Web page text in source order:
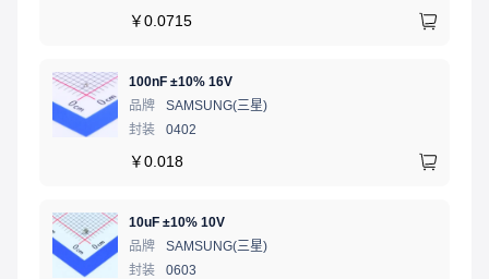
￥0.0715
100nF ±10% 16V
品牌
SAMSUNG(三星)
封装
0402
￥0.018
10uF ±10% 10V
品牌
SAMSUNG(三星)
封装
0603